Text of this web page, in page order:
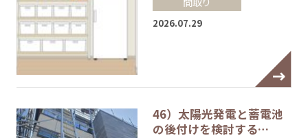
2026.07.29
46）太陽光発電と蓄電池
の後付けを検討する…